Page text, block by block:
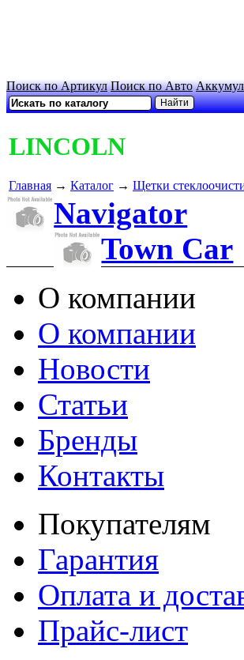
Поиск по Артикул Поиск по Авто
LINCOLN
Главная → Каталог → Щетки
Navigator
Town Car
О компании
О компании
Новости
Статьи
Бренды
Контакты
Покупателям
Гарантия
Оплата и
Прайс-лист